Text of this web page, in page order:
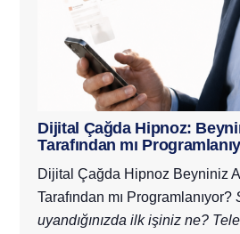
Dijital Çağda Hipnoz:
Tarafından mı
Dijital Çağda Hipnoz Beyniniz
Tarafından mı Programlanıyor?
uyandığınızda ilk işiniz ne?